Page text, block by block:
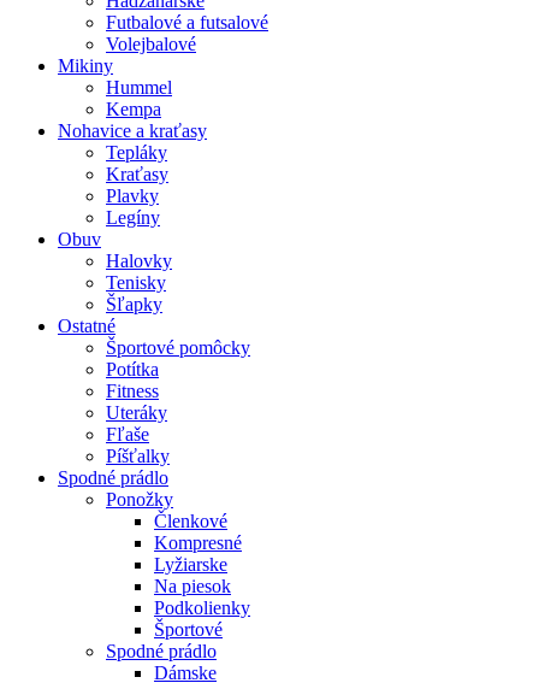
Futbalové a futsalové
Volejbalové
Mikiny
Hummel
Kempa
Nohavice a kraťasy
Tepláky
Kraťasy
Plavky
Legíny
Obuv
Halovky
Tenisky
Šľapky
Ostatné
Športové pomôcky
Potítka
Fitness
Uteráky
Fľaše
Píšťalky
Spodné prádlo
Ponožky
Členkové
Kompresné
Lyžiarske
Na piesok
Podkolienky
Športové
Spodné prádlo
Dámske